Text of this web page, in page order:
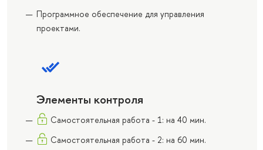
Программное обеспечение для управления
проектами.
Элементы контроля
Самостоятельная работа - 1: на 40 мин.
Самостоятельная работа - 2: на 60 мин.